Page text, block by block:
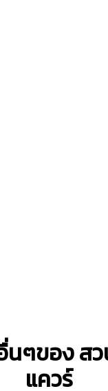
ๆของ ส
แควร์